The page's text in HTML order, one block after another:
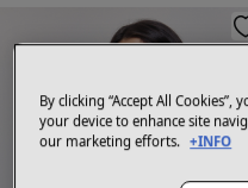
By clicking “Accept All
your device to enhance site
our marketing efforts. +INFO